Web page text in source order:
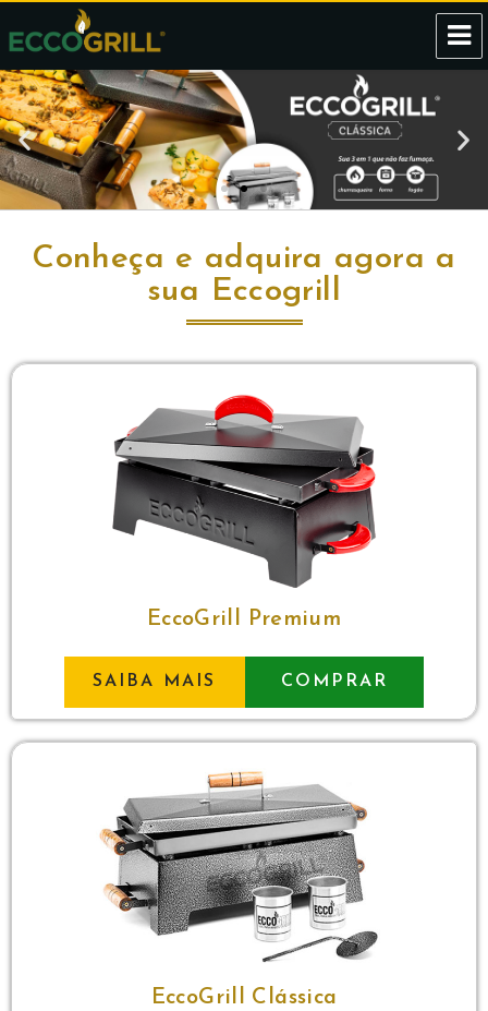
Eccogrill
Conheça e adquira agora a
sua Eccogrill
EccoGrill Premium
SAIBA MAIS COMPRAR
EccoGrill Clássica